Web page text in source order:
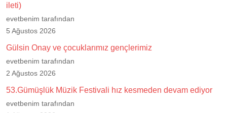
ileti)
evetbenim tarafından
5 Ağustos 2026
Gülsin Onay ve çocuklarımız gençlerimiz
evetbenim tarafından
2 Ağustos 2026
53.Gümüşlük Müzik Festivali hız kesmeden devam ediyor
evetbenim tarafından